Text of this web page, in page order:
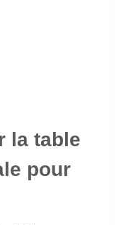
la table
pour